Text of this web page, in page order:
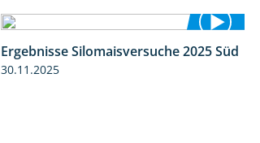
5:36
Ergebnisse Silomaisversuche 2025 Süd
30.11.2025